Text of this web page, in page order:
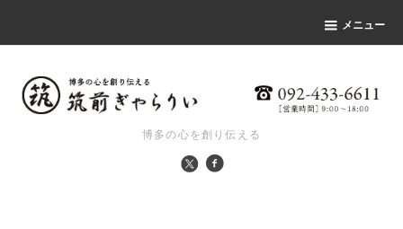
メニュー
博多の心を創り伝える